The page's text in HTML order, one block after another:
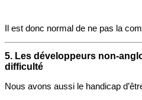
Il est donc normal de ne pas la
5. Les développeurs
difficulté
Nous avons aussi le handicap